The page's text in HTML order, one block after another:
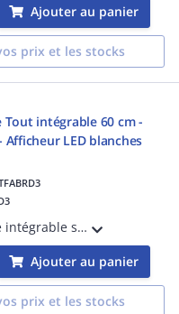
Ajouter au panier
prix et les stocks
Tout intégrable 60 cm -
Afficheur LED blanches
Lave-vaisselle intégrable sous-plan ¿Années 50¿, Rouge - 13 couverts - Moteur inverter 2.0, Bandeau de commande inox anti-trace, Cuve et porte inox - PROGRAMMES / FONCTIONS : 11 programmes dont: Hygiène 99,9%, Progr. 1 heure, Silence (- 2 d
Ajouter au panier
prix et les stocks